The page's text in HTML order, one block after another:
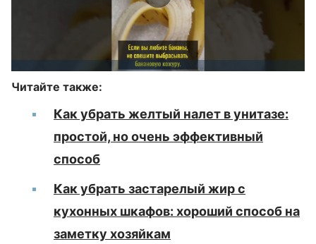
Читайте также:
Как убрать желтый налет в унитазе:
простой, но очень эффективный
способ
Как убрать застарелый жир с
кухонных шкафов: хороший способ на
заметку хозяйкам